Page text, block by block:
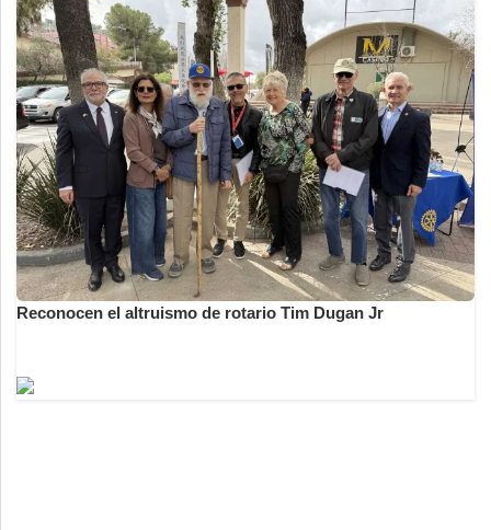
Reconocen el altruismo de rotario Tim Dugan Jr